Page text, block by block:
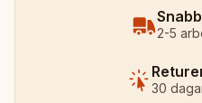
2-5
30